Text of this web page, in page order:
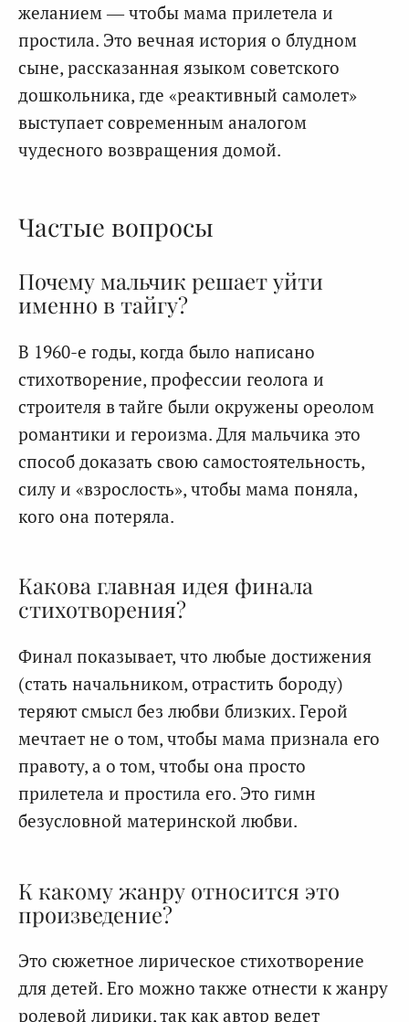
желанием — чтобы мама прилетела и
простила. Это вечная история о блудном
сыне, рассказанная языком советского
дошкольника, где «реактивный самолет»
выступает современным аналогом
чудесного возвращения домой.
Частые вопросы
Почему мальчик решает уйти
именно в тайгу?
В 1960-е годы, когда было написано
стихотворение, профессии геолога и
строителя в тайге были окружены ореолом
романтики и героизма. Для мальчика это
способ доказать свою самостоятельность,
силу и «взрослость», чтобы мама поняла,
кого она потеряла.
Какова главная идея финала
стихотворения?
Финал показывает, что любые достижения
(стать начальником, отрастить бороду)
теряют смысл без любви близких. Герой
мечтает не о том, чтобы мама признала его
правоту, а о том, чтобы она просто
прилетела и простила его. Это гимн
безусловной материнской любви.
К какому жанру относится это
произведение?
Это сюжетное лирическое стихотворение
для детей. Его можно также отнести к жанру
ролевой лирики, так как автор ведет